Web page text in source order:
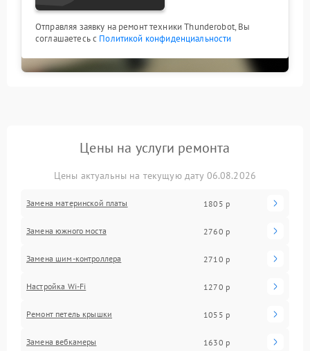
Отправляя заявку на ремонт техники Thunderobot, Вы
соглашаетесь с Политикой конфиденциальности
Цены на услуги ремонта
Цены актуальны на текущую дату 06.08.2026
Замена материнской платы 1805 р
Замена южного моста 2760 р
Замена шим-контроллера 2710 р
Настройка Wi-Fi 1270 р
Ремонт петель крышки 1055 р
Замена вебкамеры 1630 р